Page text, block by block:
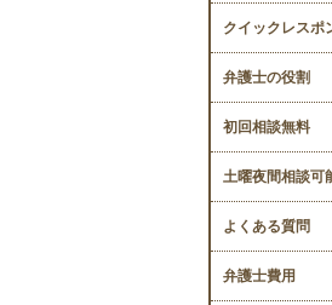
クイックレスポ
弁護士の役割
初回相談無料
土曜夜間相談可
よくある質問
弁護士費用